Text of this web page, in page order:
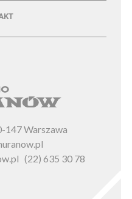
147 Warszawa
(22) 635 30 78